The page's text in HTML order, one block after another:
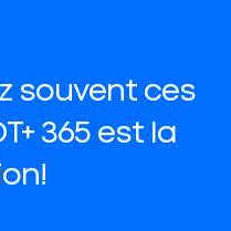
souvent ces
365 est la